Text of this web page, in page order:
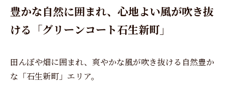
豊かな自然に囲まれ、心地よい風が吹き抜
ける「グリーンコート石生新町」
田んぼや畑に囲まれ、爽やかな風が吹き抜ける自然豊か
な「石生新町」エリア。